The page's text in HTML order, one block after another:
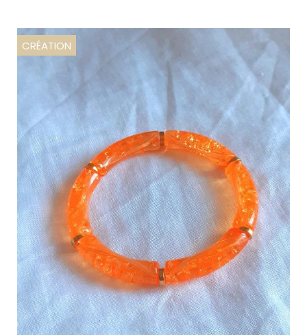
CRÉATION